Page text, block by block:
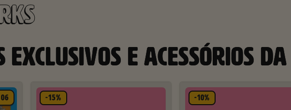
EXCLUSIVOS E ACESSÓRIOS
06 -15% -10%